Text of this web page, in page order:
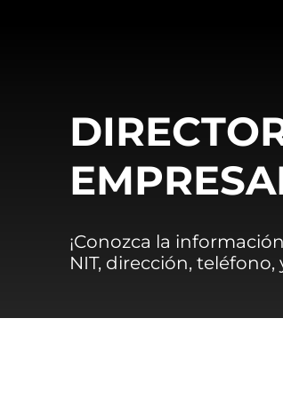
¡Conozca la
NIT, dirección,